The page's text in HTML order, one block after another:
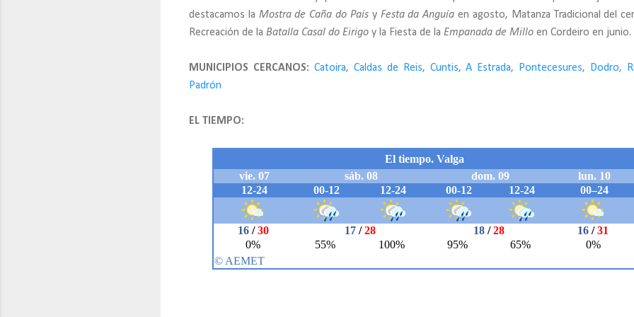
destacamos la Mostra de Caña do Paísy Festa da Anguía en agosto, Matanza Tradicional del
Recreación de la Batalla Casal do Eirigo y la Fiesta de la Empanada de Millo en Cordeiro en junio.
MUNICIPIOS CERCANOS: Catoira, Caldas de Reis, Cuntis,A Estrada, Pontecesures, Dodro,
Padrón
EL TIEMPO: